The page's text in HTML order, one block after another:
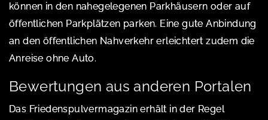
können in den nahegelegenen Parkhäusern oder auf
öffentlichen Parkplätzen parken. Eine gute Anbindung
an den öffentlichen Nahverkehr erleichtert zudem die
Anreise ohne Auto.
Bewertungen aus anderen Portalen
Das Friedenspulvermagazin erhält in der Regel